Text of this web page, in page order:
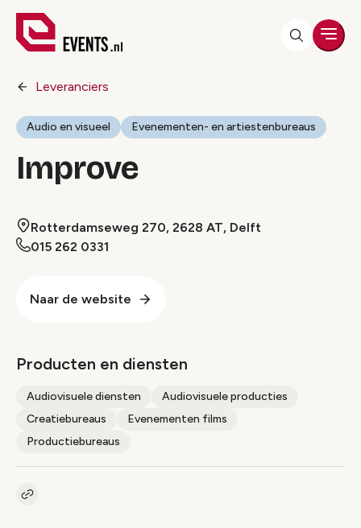
Leveranciers
Audio en visueel Evenementen- en artiestenbureaus
Improve
Rotterdamseweg 270, 2628 AT, Delft
015 262 0331
Naar de website
Producten en diensten
Audiovisuele diensten
Audiovisuele producties
Creatiebureaus
Evenementen films
Productiebureaus
Kopieer link naar pagina